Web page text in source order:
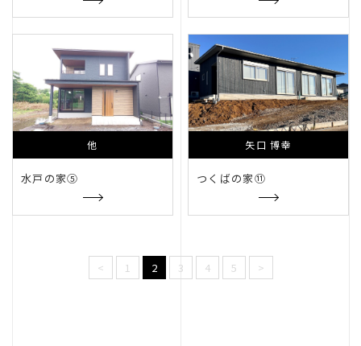
里山住宅
トップページ お問い合わせ
トピックス 個人情報保護方針
リンク
他
水戸の家⑤
矢口 博幸
つくばの家⑪
< 1 2 3 4 5 >